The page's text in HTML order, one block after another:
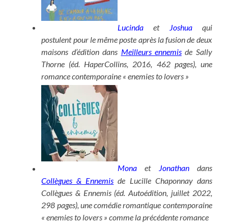
Lucinda et Joshuaqui
postulent pour le même poste après la fusion de deux
maisons d’édition dans Meilleurs ennemisde Sally
Thorne (éd. HaperCollins, 2016, 462 pages), une
romance contemporaine « enemies to lovers »
Mona et Jonathandans
Collègues & Ennemis de Lucille Chaponnay dans
Collègues & Ennemis (éd. Autoédition, juillet 2022,
298 pages), une comédie romantique contemporaine
« enemies to lovers » comme la précédente romance